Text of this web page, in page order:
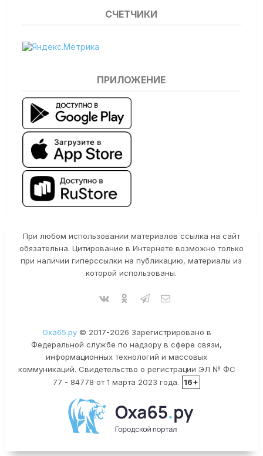
СЧЕТЧИКИ
ПРИЛОЖЕНИЕ
При любом использовании материалов ссылка на сайт
обязательна. Цитирование в Интернете возможно только
при наличии гиперссылки на публикацию, материалы из
которой использованы.
Оха65.ру© 2017-2026 Зарегистрировано в
Федеральной службе по надзору в сфере связи,
информационных технологий и массовых
коммуникаций. Свидетельство о регистрации ЭЛ № ФС
77 - 84778 от 1 марта 2023 года.
16+